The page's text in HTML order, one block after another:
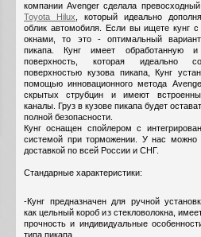
компании Avenger сделала превосходный
Toyota Hilux , который идеально
облик автомобиля. Если вы ищете кунг
окнами, то это - оптимальный
пикапа. Кунг имеет обработанную и
поверхность, которая идеально
поверхностью кузова пикапа, Кунг
помощью инновационного метода
скрытых струбцин и имеют
каналы. Груз в кузове пикапа будет
полной безопасности.
Кунг оснащен спойлером с
системой при торможении. У нас можно
доставкой по всей России и СНГ.
Стандарные характеристики:
-Кунг предназначен для ручной
как цельный короб из стекловолокна,
прочность и индивидуальные
типа пикапа